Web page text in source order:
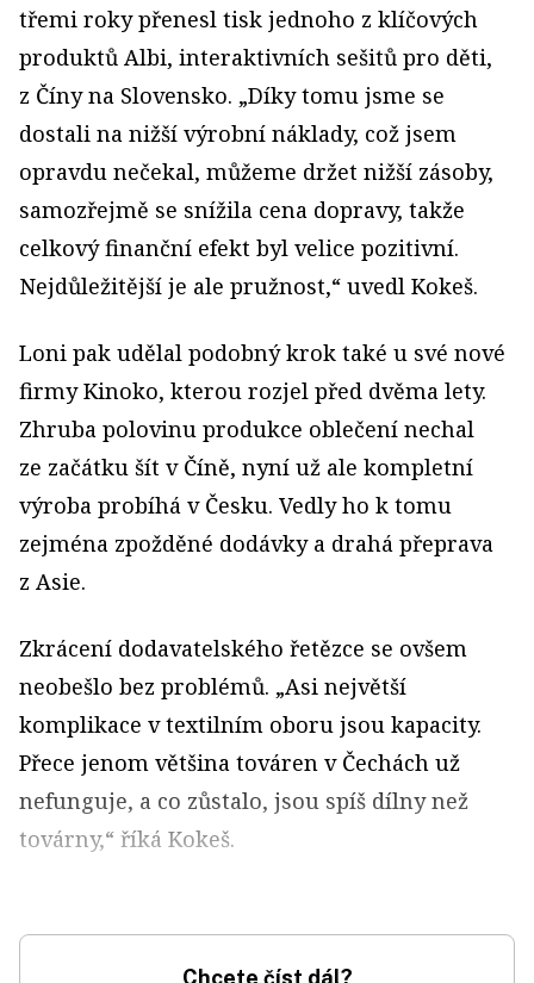
třemi roky přenesl tisk jednoho z klíčových
produktů Albi, interaktivních sešitů pro děti,
z Číny na Slovensko. „Díky tomu jsme se
dostali na nižší výrobní náklady, což jsem
opravdu nečekal, můžeme držet nižší zásoby,
samozřejmě se snížila cena dopravy, takže
celkový finanční efekt byl velice pozitivní.
Nejdůležitější je ale pružnost,“ uvedl Kokeš.
Loni pak udělal podobný krok také u své nové
firmy Kinoko, kterou rozjel před dvěma lety.
Zhruba polovinu produkce oblečení nechal
ze začátku šít v Číně, nyní už ale kompletní
výroba probíhá v Česku. Vedly ho k tomu
zejména zpožděné dodávky a drahá přeprava
z Asie.
Zkrácení dodavatelského řetězce se ovšem
neobešlo bez problémů. „Asi největší
komplikace v textilním oboru jsou kapacity.
Přece jenom většina továren v Čechách už
nefunguje, a co zůstalo, jsou spíš dílny než
továrny,“ říká Kokeš.
Chcete číst dál?